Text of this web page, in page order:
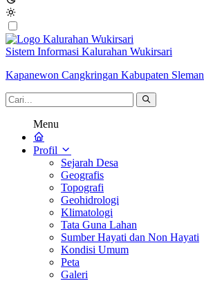
Sistem Informasi Kalurahan Wukirsari
Kapanewon Cangkringan Kabupaten Sleman
Menu
Profil
Sejarah Desa
Geografis
Topografi
Geohidrologi
Klimatologi
Tata Guna Lahan
Sumber Hayati dan Non Hayati
Kondisi Umum
Peta
Galeri